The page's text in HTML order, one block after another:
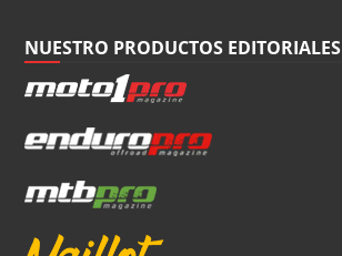
NUESTRO PRODUCTOS EDITORIALES